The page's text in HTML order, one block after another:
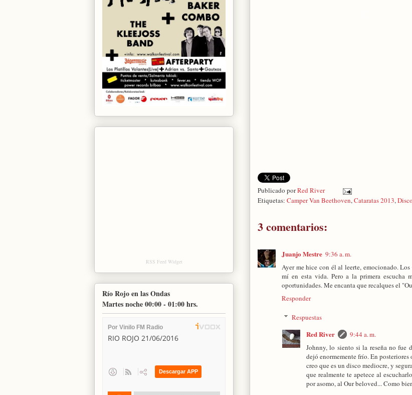
Publicado porRed River
Etiquetas: Camper Van Beethoven,Cataratas 2013,
3 comentarios:
Juanjo Mestre 9:36 a. m.
Ayer me hice con él al leerte, emocionado.
mí en esta vida. Pero a la primera escucha
oportunidades. Me encanta que recalques el
Responder
Respuestas
Red River
9:44 a. m.
Johnny, lo siento si la reseña no fue
dejó enormemente frío. En
creo que es un disco mediocre, y
que realmente te apetece al
por asomo, al Our beloved... Como
RSS Feed Widget
Río Rojo en las Ondas
Martes noche 00:00 - 01:00 hrs.